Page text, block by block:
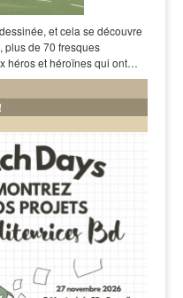
et cela se découvre
plus de 70 fresques
héros et héroïnes qui ont…